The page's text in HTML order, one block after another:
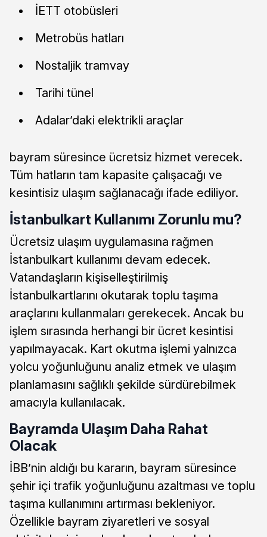
İETT otobüsleri
Metrobüs hatları
Nostaljik tramvay
Tarihi tünel
Adalar’daki elektrikli araçlar
bayram süresince ücretsiz hizmet verecek.
Tüm hatların tam kapasite çalışacağı ve
kesintisiz ulaşım sağlanacağı ifade ediliyor.
İstanbulkart Kullanımı Zorunlu mu?
Ücretsiz ulaşım uygulamasına rağmen
İstanbulkart kullanımı devam edecek.
Vatandaşların kişiselleştirilmiş
İstanbulkartlarını okutarak toplu taşıma
araçlarını kullanmaları gerekecek. Ancak bu
işlem sırasında herhangi bir ücret kesintisi
yapılmayacak. Kart okutma işlemi yalnızca
yolcu yoğunluğunu analiz etmek ve ulaşım
planlamasını sağlıklı şekilde sürdürebilmek
amacıyla kullanılacak.
Bayramda Ulaşım Daha Rahat
Olacak
İBB’nin aldığı bu kararın, bayram süresince
şehir içi trafik yoğunluğunu azaltması ve toplu
taşıma kullanımını artırması bekleniyor.
Özellikle bayram ziyaretleri ve sosyal